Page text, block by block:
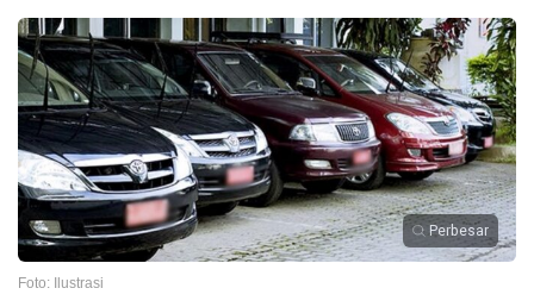
Perbesar
Foto: Ilustrasi